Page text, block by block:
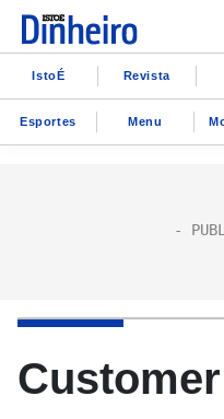
IstoÉ Revista
Esportes Menu